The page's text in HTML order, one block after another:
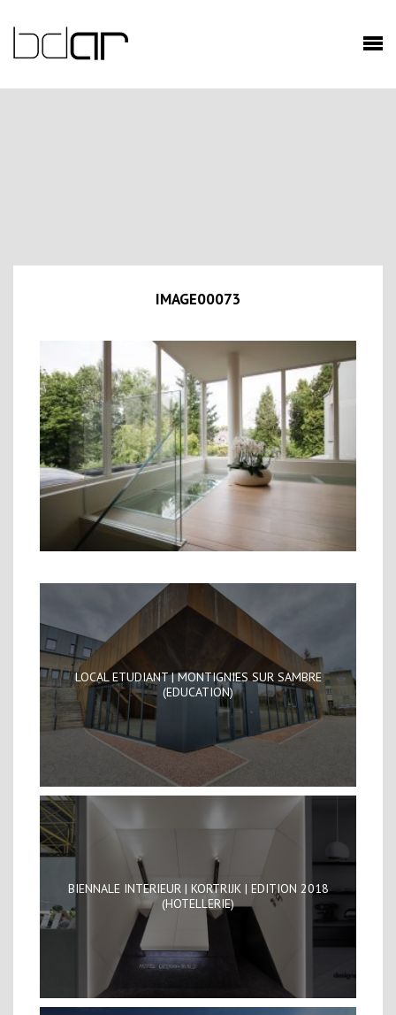
IMAGE00073
LOCAL ETUDIANT | MONTIGNIES SUR SAMBRE
(EDUCATION)
BIENNALE INTERIEUR | KORTRIJK | EDITION 2018
(HOTELLERIE)